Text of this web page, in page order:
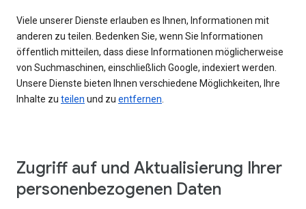
Viele unserer Dienste erlauben es Ihnen, Informationen mit
anderen zu teilen. Bedenken Sie, wenn Sie Informationen
öffentlich mitteilen, dass diese Informationen möglicherweise
von Suchmaschinen, einschließlich Google, indexiert werden.
Unsere Dienste bieten Ihnen verschiedene Möglichkeiten, Ihre
Inhalte zu teilen und zu entfernen.
Zugriff auf und Aktualisierung Ihrer
personenbezogenen Daten